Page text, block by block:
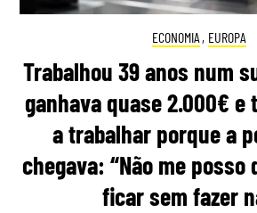
ECONOMIA , EUROPA
Trabalhou 39 anos num
ganhava quase 2.000€ e
a trabalhar porque a
chegava: “Não me posso
ficar sem fazer